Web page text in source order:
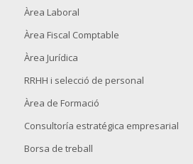
Àrea Laboral
Àrea Fiscal Comptable
Àrea Jurídica
RRHH i selecció de personal
Àrea de Formació
Consultoría estratégica empresarial
Borsa de treball